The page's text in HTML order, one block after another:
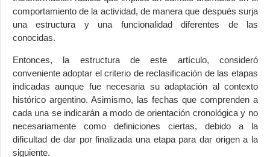
comportamiento de la actividad, de manera que después surja
una estructura y una funcionalidad diferentes de las
conocidas.
Entonces, la estructura de este artículo, consideró
conveniente adoptar el criterio de reclasificación de las etapas
indicadas aunque fue necesaria su adaptación al contexto
histórico argentino. Asimismo, las fechas que comprenden a
cada una se indicarán a modo de orientación cronológica y no
necesariamente como definiciones ciertas, debido a la
dificultad de dar por finalizada una etapa para dar origen a la
siguiente.